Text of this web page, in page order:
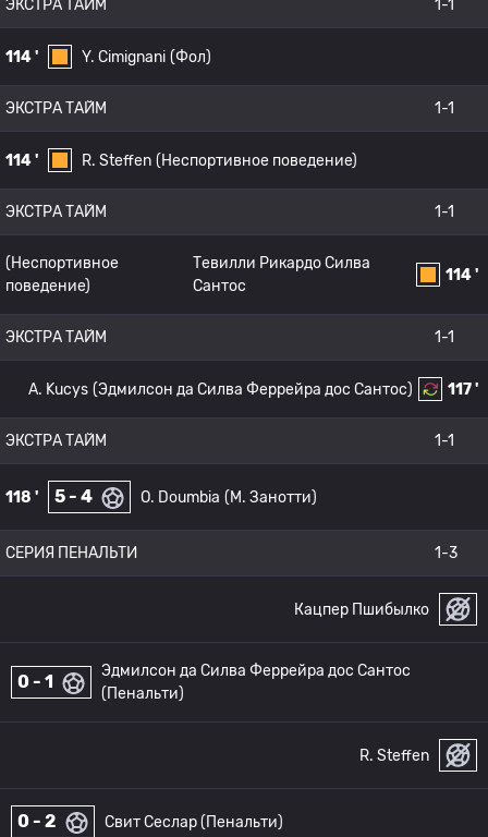
ЭКСТРА ТАЙМ 1-1
114 ' Y. Cimignani (Фол)
ЭКСТРА ТАЙМ 1-1
114 ' R. Steffen (Неспортивное поведение)
ЭКСТРА ТАЙМ 1-1
114 '
Тевилли Рикардо Силва
Сантос
(Неспортивное
поведение)
ЭКСТРА ТАЙМ 1-1
117 '
(Эдмилсон да Силва Феррейра дос Сантос)
A. Kucys
ЭКСТРА ТАЙМ 1-1
118 ' 5 - 4 O. Doumbia (М. Занотти)
СЕРИЯ ПЕНАЛЬТИ 1-3
Кацпер Пшибылко
0 - 1
Эдмилсон да Силва Феррейра дос Сантос
(Пенальти)
R. Steffen
0 - 2 Свит Сеслар (Пенальти)